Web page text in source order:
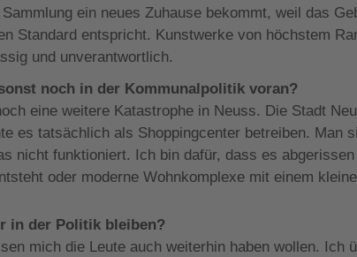
ein neues Zuhause bekommt, weil das
Standard entspricht. Kunstwerke von höchstem
und unverantwortlich.
noch in der Kommunalpolitik voran?
eine weitere Katastrophe in Neuss. Die Stadt
es tatsächlich als Shoppingcenter betreiben. Man
nicht funktioniert. Ich bin dafür, dass es
oder moderne Wohnkomplexe mit einem
in der Politik bleiben?
mich die Leute auch weiterhin haben wollen. Ich